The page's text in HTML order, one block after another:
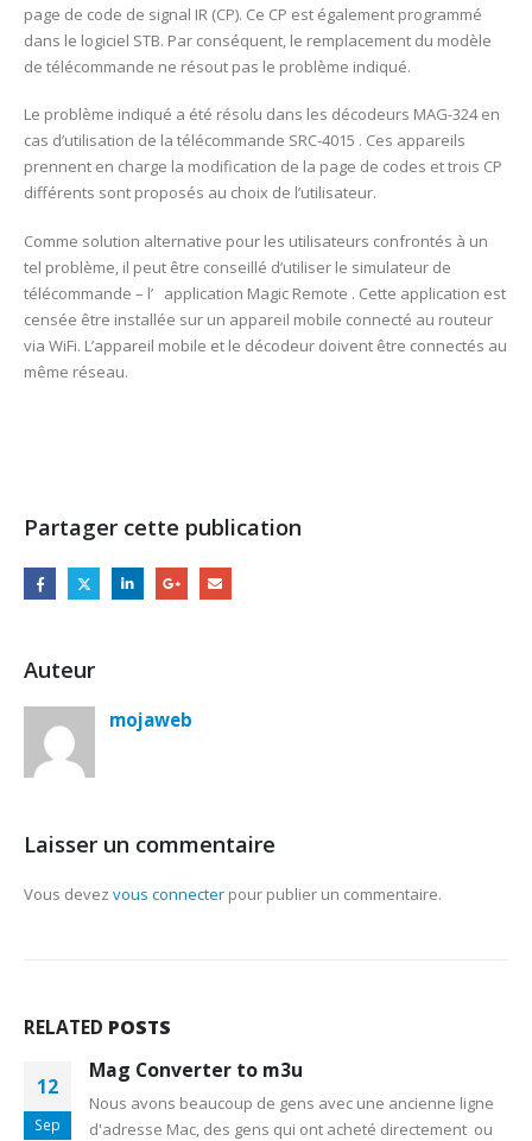
page de code de signal IR (CP). Ce CP est également programmé
dans le logiciel STB. Par conséquent, le remplacement du modèle
de télécommande ne résout pas le problème indiqué.
Le problème indiqué a été résolu dans les décodeurs MAG-324 en
cas d’utilisation de la télécommande SRC-4015 . Ces appareils
prennent en charge la modification de la page de codes et trois CP
différents sont proposés au choix de l’utilisateur.
Comme solution alternative pour les utilisateurs confrontés à un
tel problème, il peut être conseillé d’utiliser le simulateur de
télécommande – l’ application Magic Remote . Cette application est
censée être installée sur un appareil mobile connecté au routeur
via WiFi. L’appareil mobile et le décodeur doivent être connectés au
même réseau.
Partager cette publication
Auteur
mojaweb
Laisser un commentaire
Vous devez vous connecter pour publier un commentaire.
RELATED POSTS
12
Sep
Mag Converter to m3u
Nous avons beaucoup de gens avec une ancienne ligne
d'adresse Mac, des gens qui ont acheté directement ou